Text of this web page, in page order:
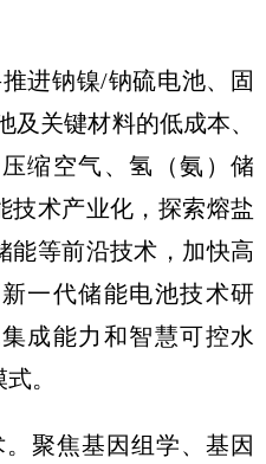
进钠镍/钠硫电池、固
关键材料的低成本、
缩空气、氢（氨）储
技术产业化，探索熔盐
能等前沿技术，加快高
一代储能电池技术研
成能力和智慧可控水
。
聚焦基因组学、基因